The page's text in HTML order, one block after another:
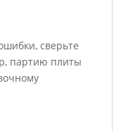
сверьте
партию плиты